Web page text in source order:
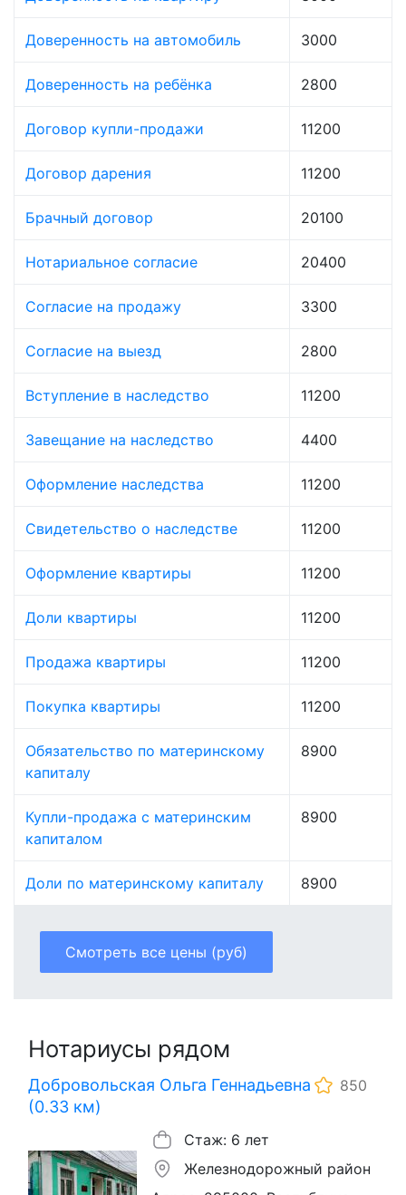
Доверенность на автомобиль 3000
Доверенность на ребёнка 2800
Договор купли-продажи 11200
Договор дарения 11200
Брачный договор 20100
Нотариальное согласие 20400
Согласие на продажу 3300
Согласие на выезд 2800
Вступление в наследство 11200
Завещание на наследство 4400
Оформление наследства 11200
Свидетельство о наследстве 11200
Оформление квартиры 11200
Доли квартиры 11200
Продажа квартиры 11200
Покупка квартиры 11200
Обязательство по материнскому
капиталу
8900
Купли-продажа с материнским
капиталом
8900
Доли по материнскому капиталу 8900
Смотреть все цены (руб)
Нотариусы рядом
Добровольская Ольга Геннадьевна
(0.33 км)
850
Стаж: 6 лет
Железнодорожный район